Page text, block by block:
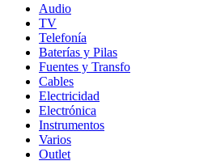
Audio
TV
Telefonía
Baterías y Pilas
Fuentes y Transfo
Cables
Electricidad
Electrónica
Instrumentos
Varios
Outlet